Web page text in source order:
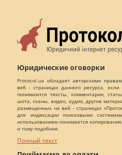
Юридические оговорки
Protocol.ua обладает авторскими
веб - страницах данного ресурса,
понимаются тексты, комментарии,
шота, сканы, видео, аудио, другие
размещенных на веб - страницах
для индексации поисковыми
использованием понимается
и тому подобное.
Полный текст